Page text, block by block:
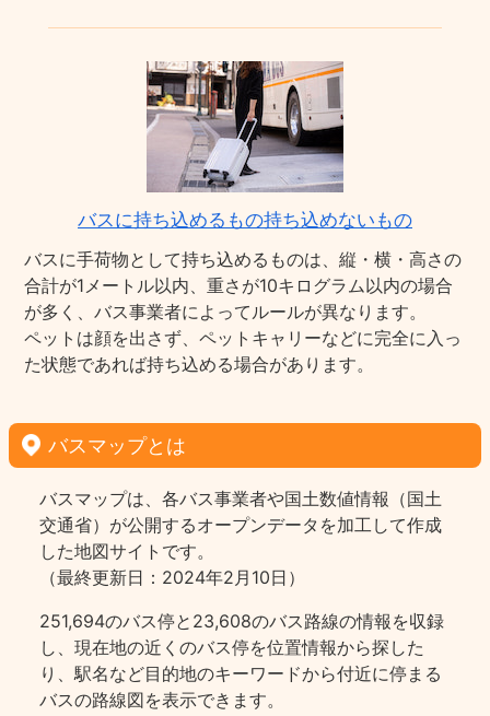
バスに持ち込めるもの持ち込めないもの
バスに手荷物として持ち込めるものは、縦・横・高さの
合計が1メートル以内、重さが10キログラム以内の場合
が多く、バス事業者によってルールが異なります。
ペットは顔を出さず、ペットキャリーなどに完全に入っ
た状態であれば持ち込める場合があります。
バスマップとは
バスマップは、各バス事業者や国土数値情報（国土
交通省）が公開するオープンデータを加工して作成
した地図サイトです。
（最終更新日：2024年2月10日）
251,694のバス停と23,608のバス路線の情報を収録
し、現在地の近くのバス停を位置情報から探した
り、駅名など目的地のキーワードから付近に停まる
バスの路線図を表示できます。